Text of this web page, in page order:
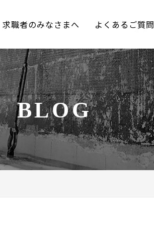
求職者のみなさまへ よくあるご質問
BLOG